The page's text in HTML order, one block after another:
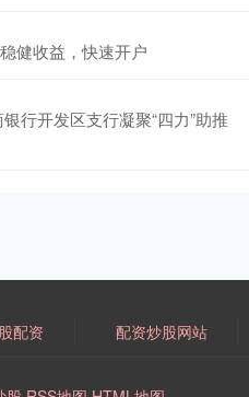
健收益，快速开户
行开发区支行凝聚“四力”助推
配资 配资炒股网站